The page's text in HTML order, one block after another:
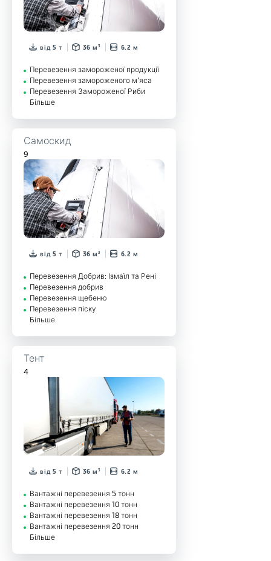
від 5 т 36 м³ 6.2 м
Перевезення замороженої продукції
Перевезення замороженого м’яса
Перевезення Замороженої Риби
Більше
Самоскид
9
від 5 т 36 м³ 6.2 м
Перевезення Добрив: Ізмаїл та Рені
Перевезення добрив
Перевезення щебеню
Перевезення піску
Більше
Тент
4
від 5 т 36 м³ 6.2 м
Вантажні перевезення 5 тонн
Вантажні перевезення 10 тонн
Вантажні перевезення 18 тонн
Вантажні перевезення 20 тонн
Більше